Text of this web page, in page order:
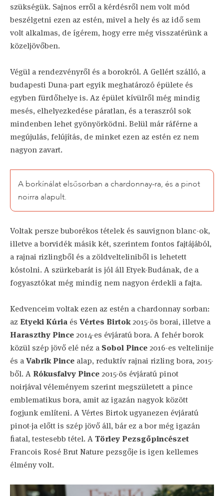
szükségük. Sajnos erről a kérdésről nem volt mód
beszélgetni ezen az estén, mivel a hely és az idő sem
volt alkalmas, de ígérem, hogy erre még visszatérünk a
közeljövőben.
Végül a rendezvényről és a borokról. A Gellért szálló, a
budapesti Duna-part egyik meghatározó épülete és
egyben fürdőhelye is. Az épület kívülről még mindig
mesés, elhelyezkedése páratlan, és a teraszról sok
mindenben lehet gyönyörködni. Belül már ráférne a
megújulás, felújítás, de minket ezen az estén ez nem
nagyon zavart.
A borkínálat elsősorban a chardonnay-ra, és a pinot
noirra alapult.
Voltak persze buborékos tételek és sauvignon blanc-ok,
illetve a borvidék másik két, szerintem fontos fajtájából,
a rajnai rizlingből és a zöldvelteliniből is lehetett
kóstolni. A szürkebarát is jól áll Etyek-Budának, de a
fogyasztókat még mindig nem nagyon érdekli a fajta.
Kedvenceim voltak ezen az estén a chardonnay sorban:
az Etyeki Kúria és Vértes Birtok2015-ös borai, illetve a
Haraszthy Pince2014-es évjáratú bora. A fehér borok
közül szép jövő elé néz a Sobol Pince2016-es veltelinije
és aVabrik Pince alap, reduktív rajnai rizling bora, 2015-
ből. A Rókusfalvy Pince2015-ös évjáratú pinot
noirjával véleményem szerint megszületett a pince
emblematikus bora, amit az igazán nagyok között
fogjunk említeni. A Vértes Birtok ugyanezen évjáratú
pinot-ja előtt is szép jövő áll, bár ez a bor még igazán
fiatal, testesebb tétel. ATörley Pezsgőpincészet
Francois Rosé Brut Nature pezsgője is igen kellemes
élmény volt.